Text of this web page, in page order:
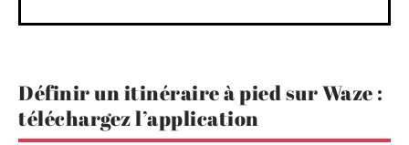
Définir un itinéraire à pied sur Waze :
téléchargez l’application